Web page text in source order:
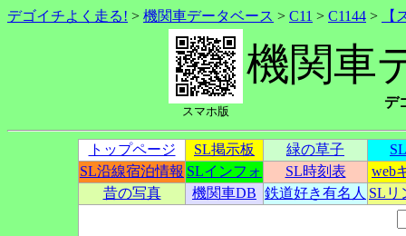
デゴイチよく走る! > 機関車データベース > C11 > C1144 > 【
スマホ版
機関車
デ
トップページ SL掲示板 緑の草子
SL沿線宿泊情報 SLインフォ SL時刻表
web
昔の写真
機関車DB 鉄道好き有名人 SLリ